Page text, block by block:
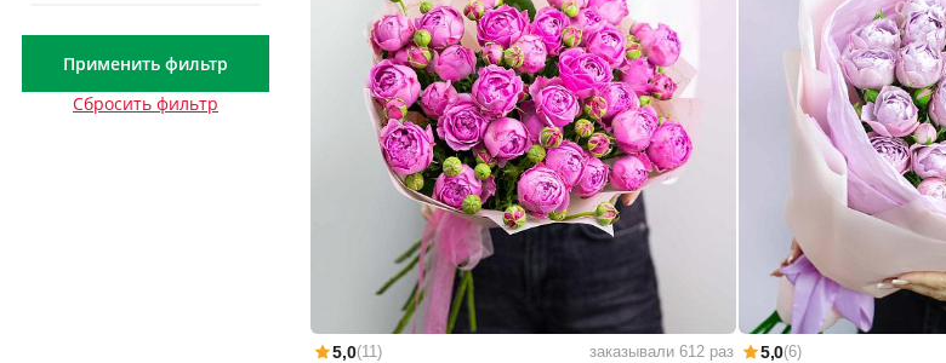
Применить фильтр
Сбросить фильтр
5,0(11) заказывали 612 раз 5,0(6)